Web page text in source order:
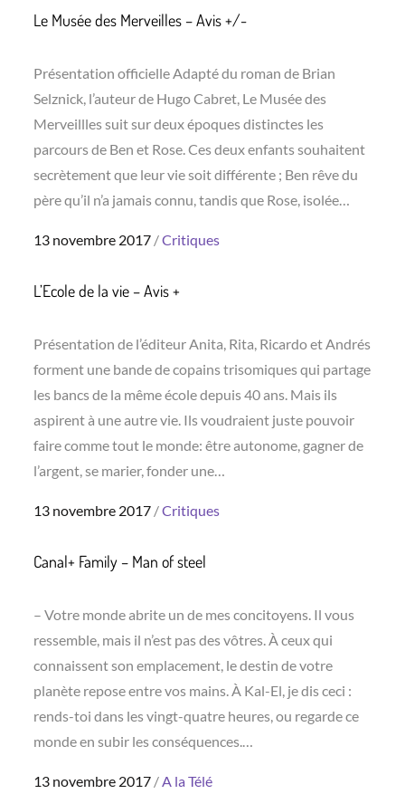
Le Musée des Merveilles – Avis +/-
Présentation officielle Adapté du roman de Brian
Selznick, l’auteur de Hugo Cabret, Le Musée des
Merveillles suit sur deux époques distinctes les
parcours de Ben et Rose. Ces deux enfants souhaitent
secrètement que leur vie soit différente ; Ben rêve du
père qu’il n’a jamais connu, tandis que Rose, isolée…
Posted
13 novembre 2017 Critiques
L’Ecole de la vie – Avis +
Présentation de l’éditeur Anita, Rita, Ricardo et Andrés
forment une bande de copains trisomiques qui partage
les bancs de la même école depuis 40 ans. Mais ils
aspirent à une autre vie. Ils voudraient juste pouvoir
faire comme tout le monde: être autonome, gagner de
l’argent, se marier, fonder une…
Posted
13 novembre 2017 Critiques
Canal+ Family – Man of steel
– Votre monde abrite un de mes concitoyens. Il vous
ressemble, mais il n’est pas des vôtres. À ceux qui
connaissent son emplacement, le destin de votre
planète repose entre vos mains. À Kal-El, je dis ceci :
rends-toi dans les vingt-quatre heures, ou regarde ce
monde en subir les conséquences.…
Posted
13 novembre 2017 A la Télé